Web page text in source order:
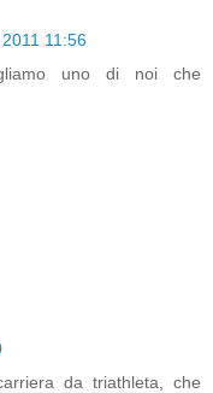
11:56
uno di noi che
da triathleta, che